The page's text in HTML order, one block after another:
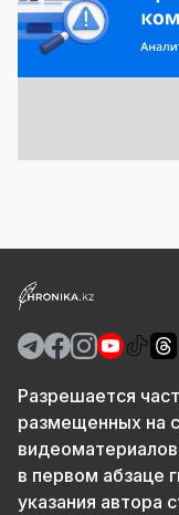
Разрешается
размещенных на
в первом абзаце
указания автора